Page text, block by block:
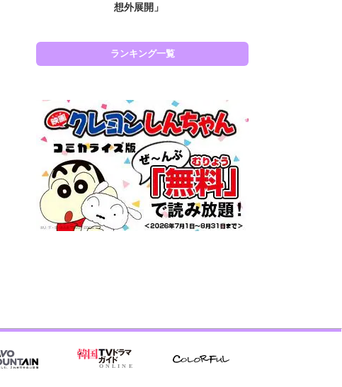
想外展開」
ランキング一覧